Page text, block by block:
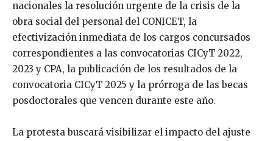
nacionales la resolución urgente de la crisis de la
obra social del personal del CONICET, la
efectivización inmediata de los cargos concursados
correspondientes a las convocatorias CICyT 2022,
2023 y CPA, la publicación de los resultados de la
convocatoria CICyT 2025 y la prórroga de las becas
posdoctorales que vencen durante este año.
La protesta buscará visibilizar el impacto del ajuste